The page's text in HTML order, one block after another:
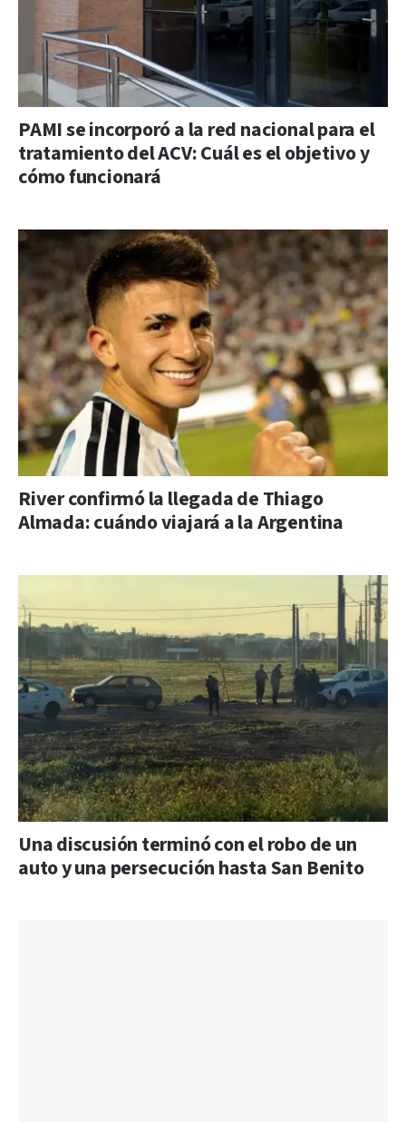
PAMI se incorporó a la red nacional para el
tratamiento del ACV: Cuál es el objetivo y
cómo funcionará
River confirmó la llegada de Thiago
Almada: cuándo viajará a la Argentina
Una discusión terminó con el robo de un
auto y una persecución hasta San Benito